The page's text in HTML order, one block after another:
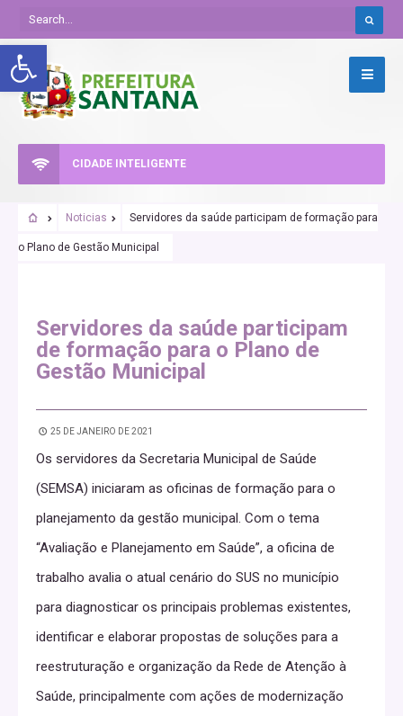
Abrir a barra de ferramentas
CIDADE INTELIGENTE
Noticias Servidores da saúde participam de formação para
o Plano de Gestão Municipal
Servidores da saúde participam
de formação para o Plano de
Gestão Municipal
25 DE JANEIRO DE 2021
Os servidores da Secretaria Municipal de Saúde
(SEMSA) iniciaram as oficinas de formação para o
planejamento da gestão municipal. Com o tema
“Avaliação e Planejamento em Saúde”, a oficina de
trabalho avalia o atual cenário do SUS no município
para diagnosticar os principais problemas existentes,
identificar e elaborar propostas de soluções para a
reestruturação e organização da Rede de Atenção à
Saúde, principalmente com ações de modernização